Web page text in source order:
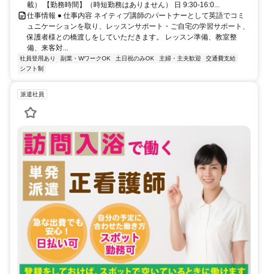
載） 【勤務時間】（時短勤務はありません） 日 9:30-16:0...
仕事情報 ● 仕事内容 ネイティブ講師のパートナーとして英語でコミ
ュニケーションを取り、レッスンサポート・ご自宅の学習サポート、
保護者様との橋渡しをしていただきます。 レッスン準備、教室整
備、来客対...
社員登用あり 副業・WワークOK 土日祝のみOK 主婦・主夫歓迎
交通費支給
シフト制
派遣社員